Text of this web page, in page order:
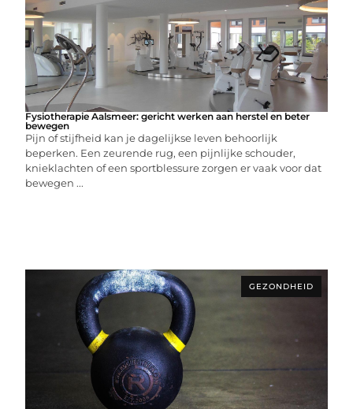
Fysiotherapie Aalsmeer: gericht werken aan herstel en beter
bewegen
Pijn of stijfheid kan je dagelijkse leven behoorlijk
beperken. Een zeurende rug, een pijnlijke schouder,
knieklachten of een sportblessure zorgen er vaak voor dat
bewegen ...
GEZONDHEID